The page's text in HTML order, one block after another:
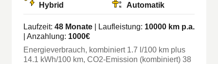
Hybrid Automatik
Laufzeit: 48 Monate | Laufleistung: 10000 km p.a.
| Anzahlung: 1000€
Energieverbrauch, kombiniert 1.7 l/100 km plus
14.1 kWh/100 km, CO2-Emission (kombiniert) 38